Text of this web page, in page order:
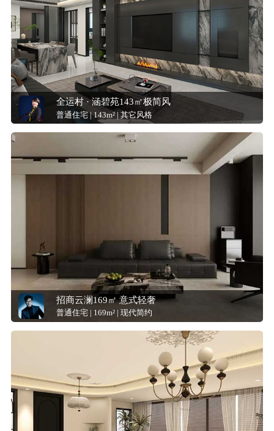
全运村 · 涵碧苑143㎡极简风
普通住宅 | 143m² | 其它风格
招商云澜169㎡ 意式轻奢
普通住宅 | 169m² | 现代简约